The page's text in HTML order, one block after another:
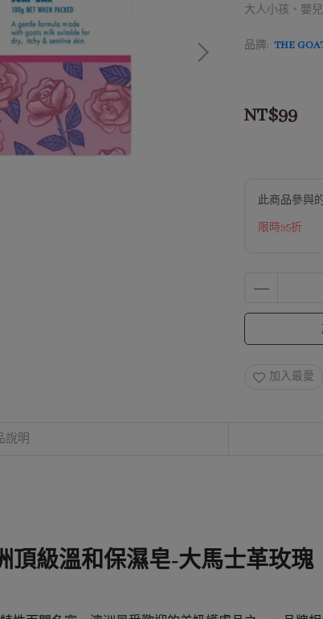
大人小孩、嬰
品牌: THE
NT$99
此商品參與
限時95折
加入最愛
說明
頂級溫和保濕皂-大馬士革玫瑰